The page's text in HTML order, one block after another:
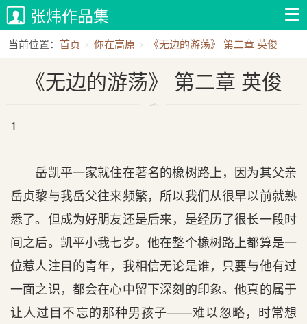
张炜作品集
当前位置： 首页 你在高原 《无边的游荡》 第二章 英俊
《无边的游荡》 第二章 英俊
1
岳凯平一家就住在著名的橡树路上，因为其父亲
岳贞黎与我岳父往来频繁，所以我们从很早以前就熟
悉了。但成为好朋友还是后来，是经历了很长一段时
间之后。凯平小我七岁。他在整个橡树路上都算是一
位惹人注目的青年，我相信无论是谁，只要与他有过
一面之识，都会在心中留下深刻的印象。他真的属于
让人过目不忘的那种男孩子——难以忽略，时常想